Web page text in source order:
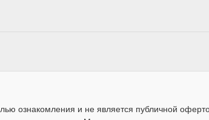
ознакомления и не является публичной